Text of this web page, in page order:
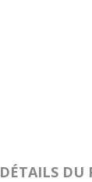
DÉTAILS DU